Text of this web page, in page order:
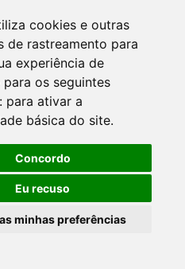
cookies e outras
de rastreamento para
experiência de
para os seguintes
para ativar a
básica do site.
Concordo
Eu recuso
minhas preferências